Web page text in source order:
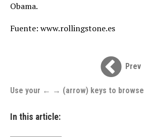
Obama.
Fuente: www.rollingstone.es
Prev
Use your ← → (arrow) keys to browse
In this article: